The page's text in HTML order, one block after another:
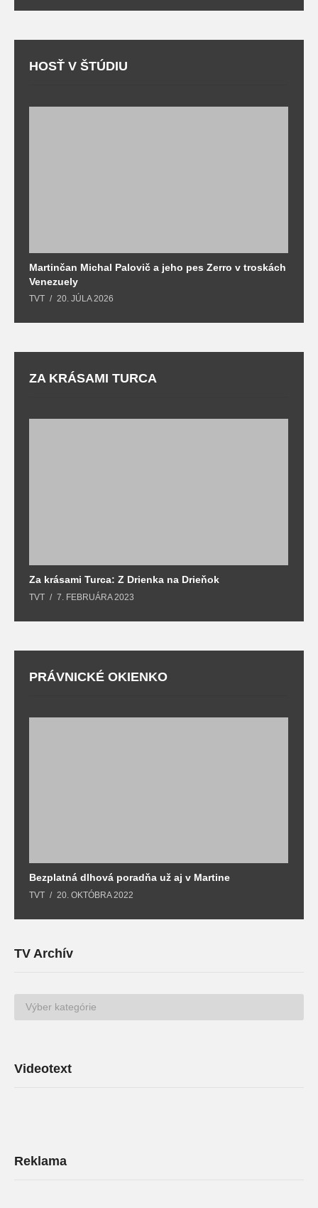
HOSŤ V ŠTÚDIU
Martinčan Michal Palovič a jeho pes Zerro v troskách
Venezuely
TVT 20. JÚLA 2026
ZA KRÁSAMI TURCA
Za krásami Turca: Z Drienka na Drieňok
TVT 7. FEBRUÁRA 2023
PRÁVNICKÉ OKIENKO
Bezplatná dlhová poradňa už aj v Martine
TVT 20. OKTÓBRA 2022
TV Archív
TV
Archív
Videotext
Reklama